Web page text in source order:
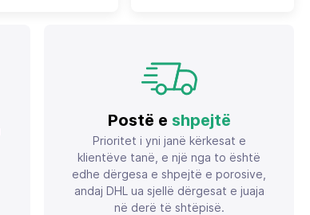
Postë e shpejtë
Prioritet i yni janë kërkesat e
klientëve tanë, e një nga to është
edhe dërgesa e shpejtë e porosive,
andaj DHL ua sjellë dërgesat e juaja
në derë të shtëpisë.